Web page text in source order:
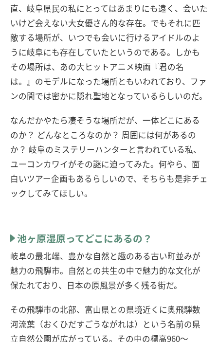
直、岐阜県民の私にとってはあまりにも遠く、会いた
いけど会えない大女優さん的な存在。でもそれに匹
敵する場所が、いつでも会いに行けるアイドルのよ
うに岐阜にも存在していたというのである。しかも
その場所は、あの大ヒットアニメ映画『君の名
は。』のモデルになった場所ともいわれており、ファ
ンの間では密かに隠れ聖地となっているらしいのだ。
なんだかやたら凄そうな場所だが、一体どこにある
のか？ どんなところなのか？ 周囲には何があるの
か？ 岐阜のミステリーハンターと言われている私、
ユーコンカワイがその謎に迫ってみた。何やら、面
白いツアー企画もあるらしいので、そちらも是非チェ
ックしてみてほしい。
池ヶ原湿原ってどこにあるの？
岐阜の最北端、豊かな自然と趣のある古い町並みが
魅力の飛騨市。自然との共生の中で魅力的な文化が
保たれており、日本の原風景が多く残る街だ。
その飛騨市の北部、富山県との県境近くに奥飛騨数
河流葉（おくひだすごうながれは）という名前の県
立自然公園が広がっている。その中の標高960〜